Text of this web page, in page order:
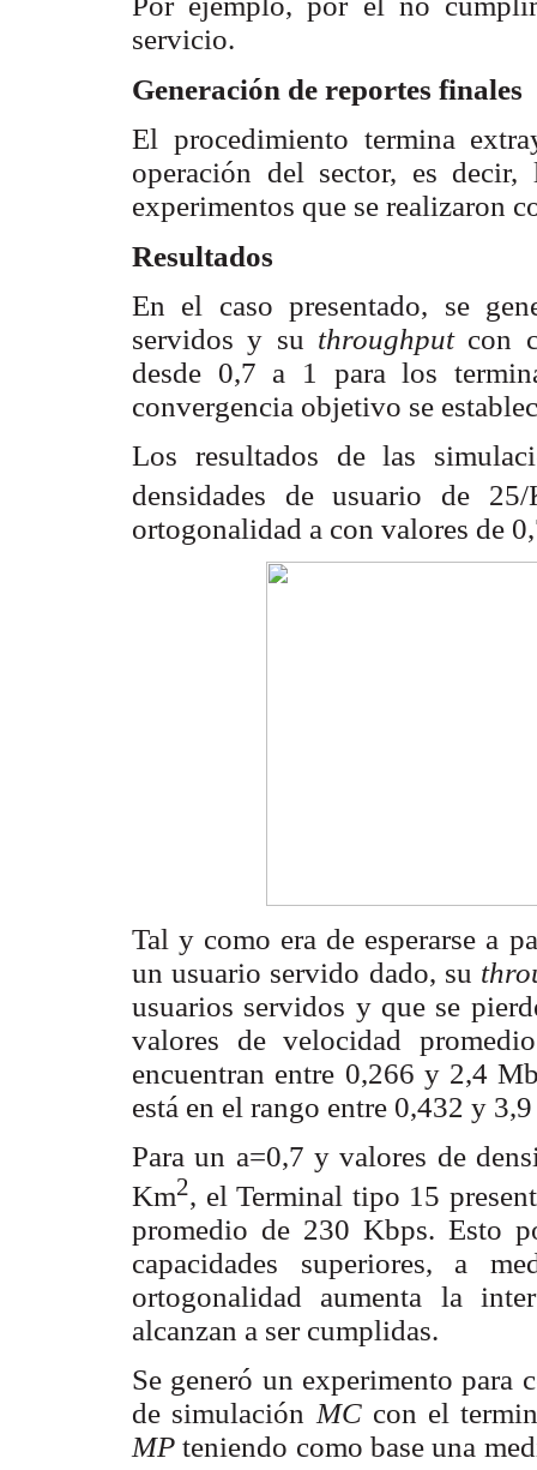
servicio.
Generación de reportes finales
El procedimiento termina
operación del sector, es
experimentos que se realizaron
Resultados
En el caso presentado, se
servidos y su throughput con
desde 0,7 a 1 para los
convergencia objetivo se
Los resultados de las
densidades de usuario de 25/
ortogonalidad a con valores de
Tal y como era de esperarse a
un usuario servido dado, su
usuarios servidos y que se
valores de velocidad
encuentran entre 0,266 y 2,4
está en el rango entre 0,432 y
Para un a=0,7 y valores de
Km2, el Terminal tipo 15
promedio de 230 Kbps. Esto
capacidades superiores, a
ortogonalidad aumenta la
alcanzan a ser cumplidas.
Se generó un experimento para
de simulación MC con el
MPteniendo como base una